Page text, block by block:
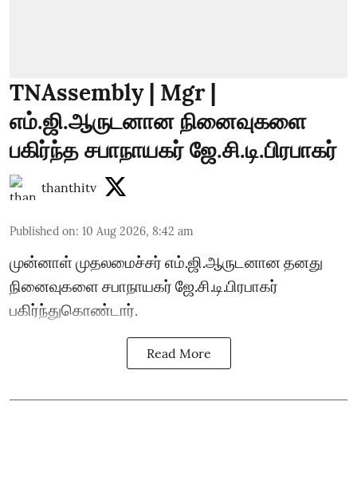
TNAssembly | Mgr |
எம்.ஜி.ஆருடனான நினைவுகளை
பகிர்ந்த சபாநாயகர் ஜே.சி.டி.பிரபாகர்
thanthitv
Published on: 10 Aug 2026, 8:42 am
முன்னாள் முதலமைச்சர் எம்.ஜி.ஆருடனான தனது
நினைவுகளை சபாநாயகர் ஜே.சி.டி.பிரபாகர்
பகிர்ந்துகொண்டார்.
Read More